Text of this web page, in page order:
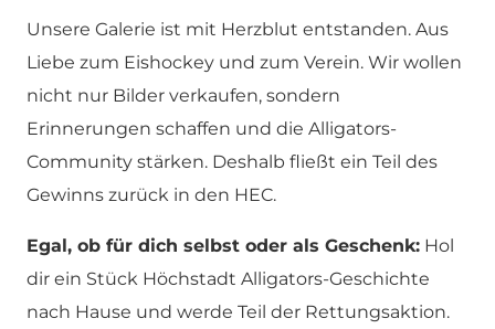
Unsere Galerie ist mit Herzblut entstanden. Aus
Liebe zum Eishockey und zum Verein. Wir wollen
nicht nur Bilder verkaufen, sondern
Erinnerungen schaffen und die Alligators-
Community stärken. Deshalb fließt ein Teil des
Gewinns zurück in den HEC.
Egal, ob für dich selbst oder als Geschenk: Hol
dir ein Stück Höchstadt Alligators-Geschichte
nach Hause und werde Teil der Rettungsaktion.